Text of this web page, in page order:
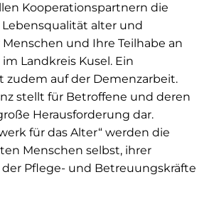
Kooperationspartnern die
alter und
und Ihre Teilhabe an
Landkreis Kusel. Ein
zudem auf der Demenzarbeit.
stellt für Betroffene und deren
Herausforderung dar.
für das Alter“ werden die
Menschen selbst, ihrer
Pflege- und Betreuungskräfte